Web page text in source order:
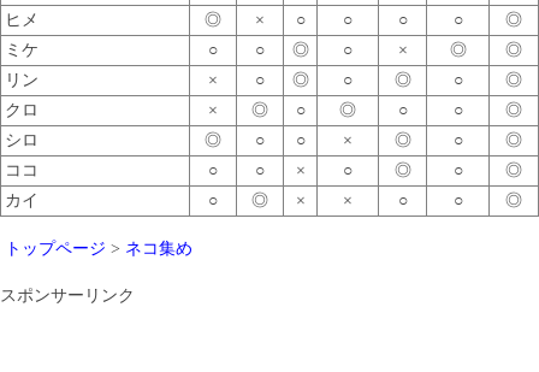
ヒメ
◎ × ○ ○ ○ ○
◎
ミケ
○ ○ ◎ ○ × ◎
◎
リン
× ○ ◎ ○ ◎ ○
◎
クロ
× ◎ ○ ◎ ○ ○
◎
シロ
◎ ○ ○ × ◎ ○
◎
ココ
○ ○ × ○ ◎ ○
◎
カイ
○ ◎ × × ○ ○ ◎
トップページ > ネコ集め
スポンサーリンク